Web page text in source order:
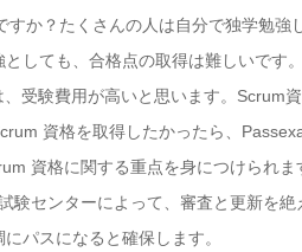
すか？たくさんの人は自分で独学勉
しても、合格点の取得は難しいで
受験費用が高いと思います。Scrum
資格を取得したかったら、
資格に関する重点を身につけられま
験センターによって、審査と更新を
パスになると確保します。